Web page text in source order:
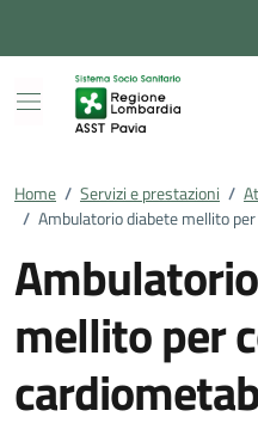
Home / Servizi e prestazioni /
/ Ambulatorio diabete mellito
mellito per